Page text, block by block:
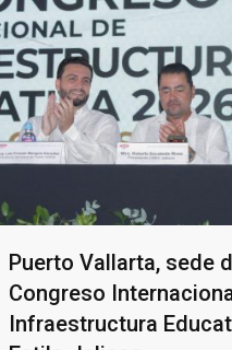
Puerto Vallarta, sede
Congreso
Infraestructura